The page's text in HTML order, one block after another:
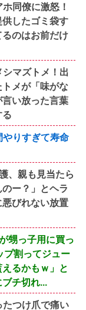
同僚に激怒！
したゴミ袋す
のはお前だけ
シマズトメ！出
メが「味がな
い放った言葉
やりすぎて寿命
、親も見当たら
ー？」とヘラ
びれない放置
甥っ子用に買っ
プ割ってジュー
るかもｗ」と
チ切れ...
つけ爪で痛い